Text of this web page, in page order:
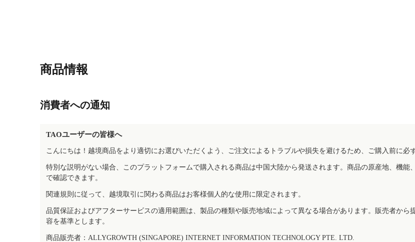
商品情報
消費者への通知
TAOユーザーの皆様へ
こんにちは！越境商品をより適切にお選びいただくよう、ご注文によるトラブルや損失を避けるため、ご購入前に必
特別な説明がない場合、このプラットフォームで購入される商品は中国大陸から発送されます。商品の原産地、機
で確認できます。
関連規則に従って、越境取引に関わる商品はお客様個人的な使用に限定されます。
品質保証およびアフターサービスの適用範囲は、製品の種類や販売地域によって異なる場合があります。販売者か
容を基準とします。
商品販売者：ALLYGROWTH (SINGAPORE) INTERNET INFORMATION TECHNOLOGY PTE. LTD.